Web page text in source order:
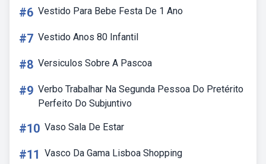
#6 Vestido Para Bebe Festa De 1 Ano
#7 Vestido Anos 80 Infantil
#8 Versiculos Sobre A Pascoa
#9 Verbo Trabalhar Na Segunda Pessoa Do Pretérito
Perfeito Do Subjuntivo
#10 Vaso Sala De Estar
#11 Vasco Da Gama Lisboa Shopping